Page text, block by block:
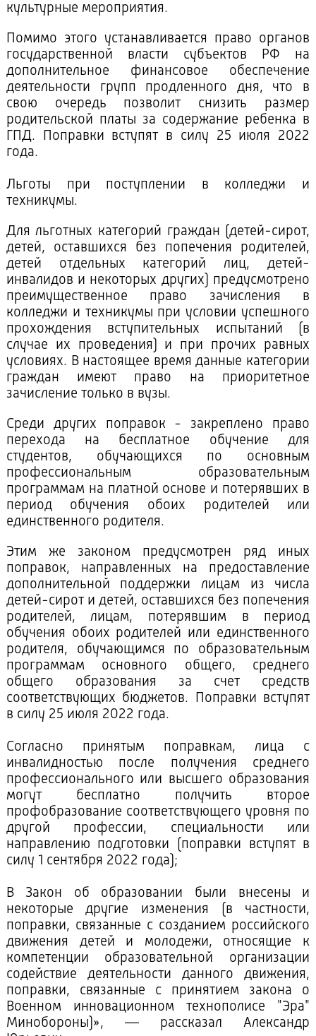
культурные мероприятия.
Помимо этого устанавливается право органов
государственной власти субъектов РФ на
дополнительное финансовое обеспечение
деятельности групп продленного дня, что в
свою очередь позволит снизить размер
родительской платы за содержание ребенка в
ГПД. Поправки вступят в силу 25 июля 2022
года.
Льготы при поступлении в колледжи и
техникумы.
Для льготных категорий граждан (детей-сирот,
детей, оставшихся без попечения родителей,
детей отдельных категорий лиц, детей-
инвалидов и некоторых других) предусмотрено
преимущественное право зачисления в
колледжи и техникумы при условии успешного
прохождения вступительных испытаний (в
случае их проведения) и при прочих равных
условиях. В настоящее время данные категории
граждан имеют право на приоритетное
зачисление только в вузы.
Среди других поправок - закреплено право
перехода на бесплатное обучение для
студентов, обучающихся по основным
профессиональным образовательным
программам на платной основе и потерявших в
период обучения обоих родителей или
единственного родителя.
Этим же законом предусмотрен ряд иных
поправок, направленных на предоставление
дополнительной поддержки лицам из числа
детей-сирот и детей, оставшихся без попечения
родителей, лицам, потерявшим в период
обучения обоих родителей или единственного
родителя, обучающимся по образовательным
программам основного общего, среднего
общего образования за счет средств
соответствующих бюджетов. Поправки вступят
в силу 25 июля 2022 года.
Согласно принятым поправкам, лица с
инвалидностью после получения среднего
профессионального или высшего образования
могут бесплатно получить второе
профобразование соответствующего уровня по
другой профессии, специальности или
направлению подготовки (поправки вступят в
силу 1 сентября 2022 года);
В Закон об образовании были внесены и
некоторые другие изменения (в частности,
поправки, связанные с созданием российского
движения детей и молодежи, относящие к
компетенции образовательной организации
содействие деятельности данного движения,
поправки, связанные с принятием закона о
Военном инновационном технополисе "Эра"
Минобороны)», — рассказал Александр